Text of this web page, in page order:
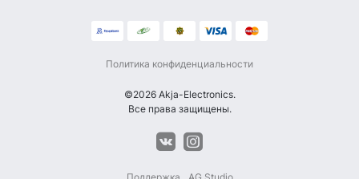
Политика конфиденциальности
©2026 Akja-Electronics.
Все права защищены.